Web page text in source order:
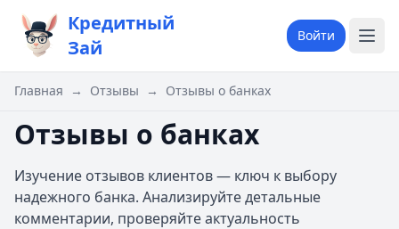
Кредитный
Зай
Войти
Главная → Отзывы → Отзывы о банках
Отзывы о банках
Изучение отзывов клиентов — ключ к выбору
надежного банка. Анализируйте детальные
комментарии, проверяйте актуальность